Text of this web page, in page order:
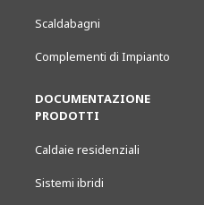
Scaldabagni
Complementi di Impianto
DOCUMENTAZIONE
PRODOTTI
Caldaie residenziali
Sistemi ibridi